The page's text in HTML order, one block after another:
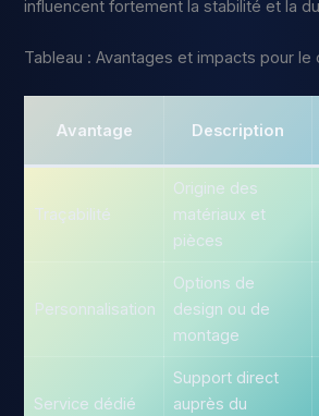
influencent fortement la stabilité et la
Tableau : Avantages et impacts pour
Avantage Description
Traçabilité
Origine des
matériaux et
pièces
Personnalisation
Options de
design ou de
montage
Service dédié
Support direct
auprès du